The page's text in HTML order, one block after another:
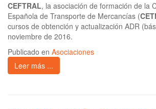
CEFTRAL, la asociación de formación de la
Española de Transporte de Mercancías (
cursos de obtención y actualización ADR
noviembre de 2016.
Publicado en Asociaciones
Leer más ...